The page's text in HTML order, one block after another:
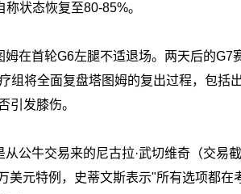
状态恢复至80-85%。
在首轮G6左腿不适退场。两天后的G7
组将全面复盘塔图姆的复出过程，包括
引发膝伤。
牛交易来的尼古拉·武切维奇（交易
美元特例，史蒂文斯表示"所有选项都在